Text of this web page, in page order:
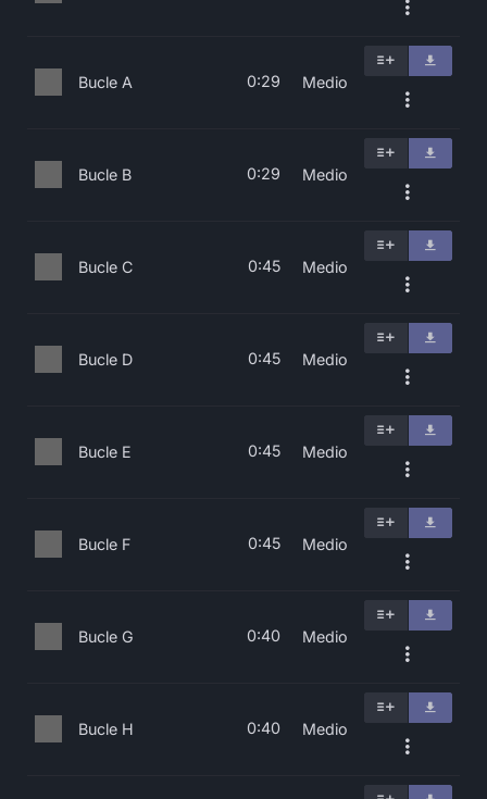
Bucle A 0:29 Medio
Bucle B 0:29 Medio
Bucle C 0:45 Medio
Bucle D 0:45 Medio
Bucle E 0:45 Medio
Bucle F 0:45 Medio
Bucle G 0:40 Medio
Bucle H 0:40 Medio